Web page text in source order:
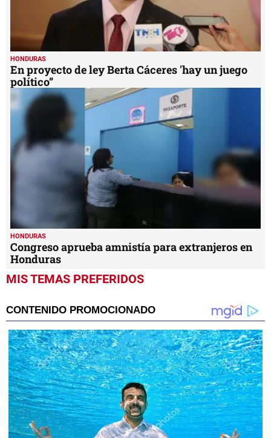
HONDURAS
En proyecto de ley Berta Cáceres 'hay un juego
político”
HONDURAS
Congreso aprueba amnistía para extranjeros en
Honduras
MIS TEMAS PREFERIDOS